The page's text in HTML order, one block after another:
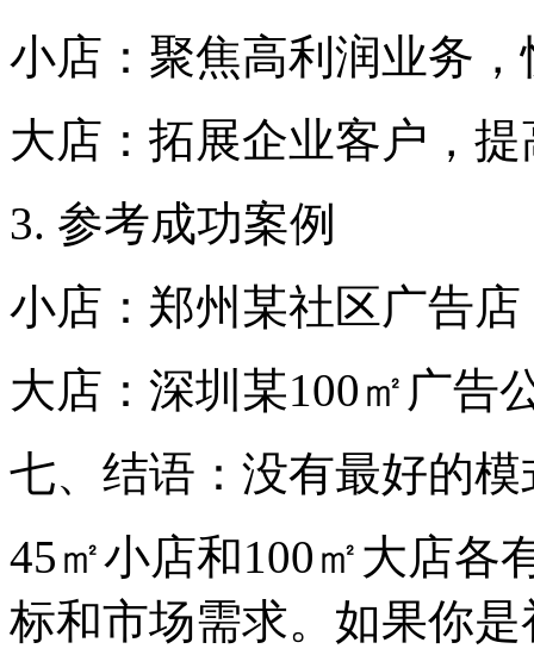
小店：聚焦高利润业务
大店：拓展企业客户，
3. 参考成功案例
小店：郑州某社区广告
大店：深圳某100㎡广告
七、结语：没有最好的
45㎡小店和100㎡大店各
标和市场需求。如果你